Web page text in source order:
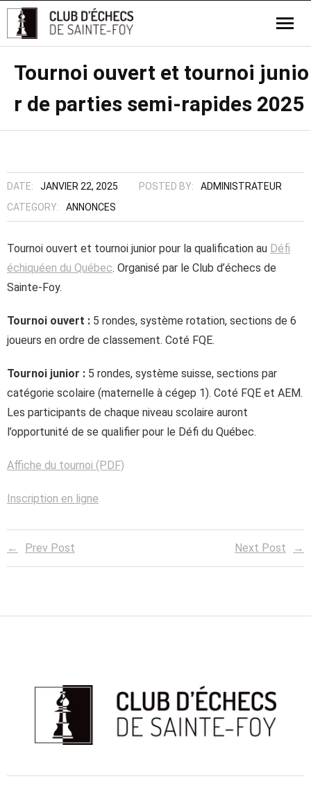
Tournoi ouvert et tournoi junio
r de parties semi-rapides 2025
DATE: JANVIER 22, 2025 POSTED BY:
ADMINISTRATEUR
CATEGORY:
ANNONCES
Tournoi ouvert et tournoi junior pour la qualification au Défi
échiquéen du Québec. Organisé par le Club d’échecs de
Sainte-Foy.
Tournoi ouvert : 5 rondes, système rotation, sections de 6
joueurs en ordre de classement. Coté FQE.
Tournoi junior : 5 rondes, système suisse, sections par
catégorie scolaire (maternelle à cégep 1). Coté FQE et AEM.
Les participants de chaque niveau scolaire auront
l’opportunité de se qualifier pour le Défi du Québec.
Affiche du tournoi (PDF)
Inscription en ligne
Prev Post Next Post